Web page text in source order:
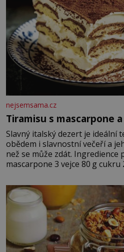
nejsemsama.cz
Tiramisu s mascarpone
Slavný italský dezert je ideální
obědem i slavnostní večeří a
než se může zdát. Ingredience pro
mascarpone 3 vejce 80 g cukru 200 g cukrářských
posypání Postup: Oddělte
vyšlehejte s cukrem do světlé
vmíchejte mascarpone, aby